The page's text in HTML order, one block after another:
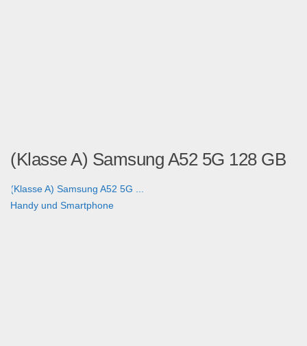
(Klasse A) Samsung A52 5G 128 GB
(Klasse A) Samsung A52 5G ...
Handy und Smartphone